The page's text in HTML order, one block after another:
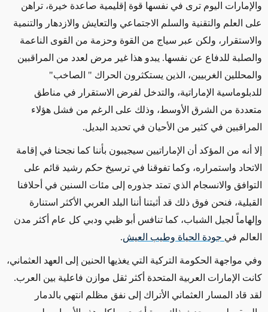
والإمارات اليوم ترى في نفسها قوة إقليمية صاعدة خيرة، تراهن
على العلم والتقنية والسلم الاجتماعي والتعايش والازدهار والتنمية
والاستقرار، ولكن عبر سياج من القوة وحزمة من القوى الناعمة
والصلبة للدفاع عن نفسها. يبدو هذا غير مرض لعدد من المراقبين
والمحللين الغربيين، الذين يستكثرون الحراك " الصاخب"
للدبلوماسية الإماراتية، والتدخل لفرض الاستقرار في مناطق
متعددة من الشرق الأوسط، وذلك على الرغم من فشل هؤلاء
المراقبين في كثير من الأحيان في تحديد البديل.
إلا أنه من المؤكد أن الإماراتيين سيجيبون بأننا كما نجحنا في إقامة
الاتحاد واستمراره، وكما تفوقنا في ترسيخ حكم رشيد قائم على
التوافق والانسجام الذي تمتد جذوره إلى مئات السنين في أحلافنا
القبلية، فنحن فوق ذلك قد أثبتنا أننا البلد العربي الأكثر استنارة
وإلهاماً لجيل الشباب، كما تنافس أبو ظبي ودبي كل عام أكثر مدن
العالم في جودة الحياة وطيب العيش.
وفي مواجهة الحكومة التركية التي يغذيها الحنين إلى العهد العثماني،
كانت الإمارات العربية المتحدة أكثر ثقل موازن فاعلية بين العرب.
لقد قاد المسار العثماني الأتراك إلى نفق مظلم انتهي بالدمار